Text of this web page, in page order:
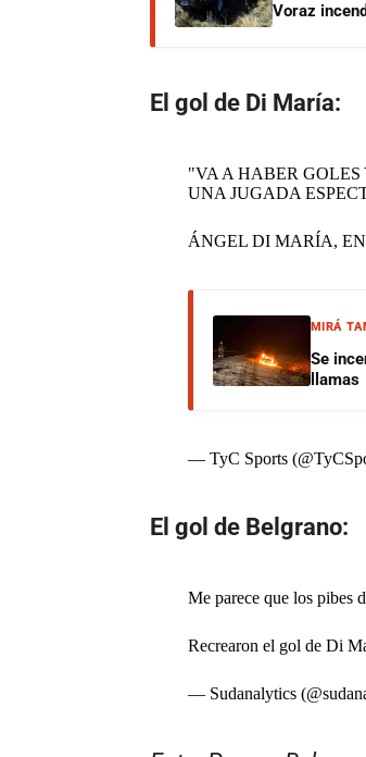
Voraz
El gol de Di María:
"VA A HABER GOLES
UNA JUGADA
ÁNGEL DI MARÍA, EN
MIRÁ
Se
llamas
— TyC Sports
El gol de Belgrano:
Me parece que los pibes
Recrearon el gol de Di
— Sudanalytics